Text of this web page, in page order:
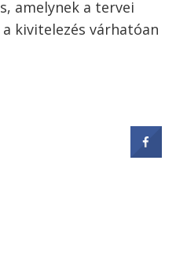
amelynek a tervei
kivitelezés várhatóan